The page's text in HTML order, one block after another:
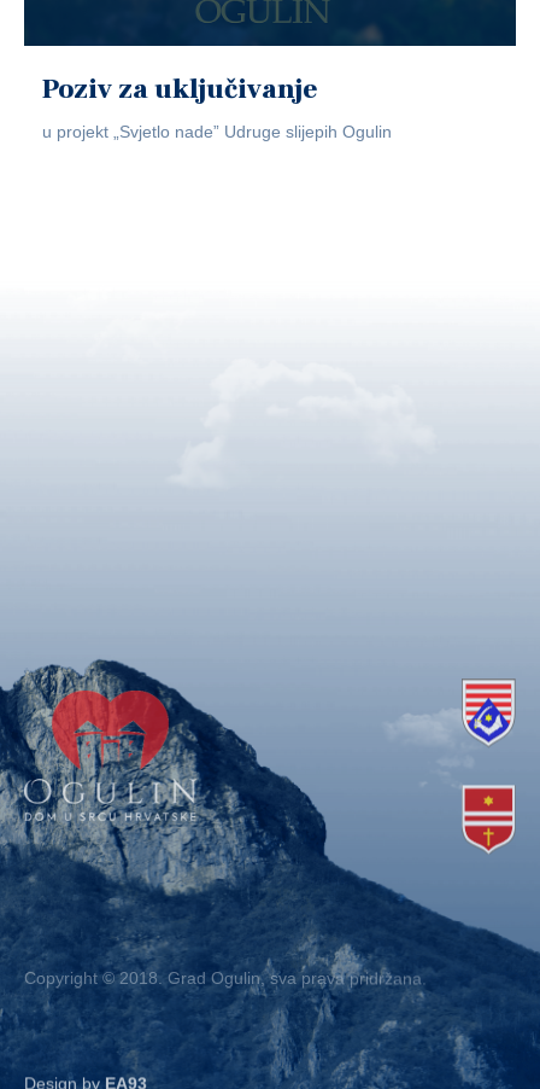
Poziv za uključivanje
u projekt „Svjetlo nade” Udruge slijepih Ogulin
Copyright © 2018. Grad Ogulin, sva prava pridržana.
Design by EA93